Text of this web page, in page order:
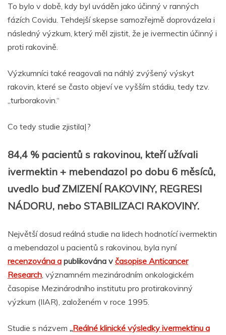
o
k
p er
To bylo v době, kdy byl uváděn jako účinný v ranných
fázích Covidu. Tehdejší skepse samozřejmě doprovázela i
následný výzkum, který měl zjistit, že je ivermectin účinný i
proti rakovině.
Výzkumníci také reagovali na náhlý zvýšený výskyt
rakovin, které se často objeví ve vyšším stádiu, tedy tzv.
„turborakovin.“
Co tedy studie zjistila|?
84,4 % pacientů s rakovinou, kteří užívali
ivermektin + mebendazol po dobu 6 měsíců,
uvedlo buď ZMIZENÍ RAKOVINY, REGRESI
NÁDORU, nebo STABILIZACI RAKOVINY.
Největší dosud reálná studie na lidech hodnotící ivermektin
a mebendazol u pacientů s rakovinou, byla nyní
recenzována a publikována v časopise Anticancer
Research , významném mezinárodním onkologickém
časopise Mezinárodního institutu pro protirakovinný
výzkum (IIAR), založeném v roce 1995.
Studie s názvem „Reálné klinické výsledky ivermektinu a